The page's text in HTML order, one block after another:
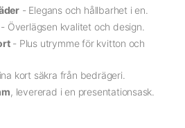
- Elegans och hållbarhet i en.
Överlägsen kvalitet och design.
- Plus utrymme för kvitton och
kort säkra från bedrägeri.
, levererad i en presentationsask.